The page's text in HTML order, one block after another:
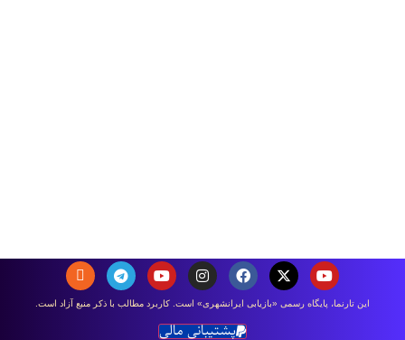
اين تارنما، پایگاه رسمی «بازیابی ایرانشهری» است. كاربرد مطالب با ذكر منبع آزاد است.
پشتیبانی مالی